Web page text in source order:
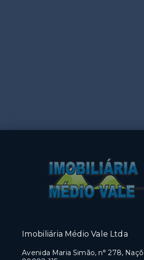
Imobiliária Médio Vale Ltda
Avenida Maria Simão, n° 278,